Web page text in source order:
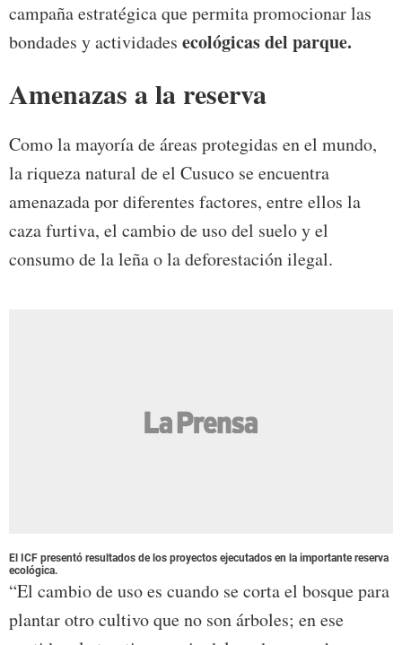
campaña estratégica que permita promocionar las
bondades y actividades ecológicas del parque.
Amenazas a la reserva
Como la mayoría de áreas protegidas en el mundo,
la riqueza natural de el Cusuco se encuentra
amenazada por diferentes factores, entre ellos la
caza furtiva, el cambio de uso del suelo y el
consumo de la leña o la deforestación ilegal.
El ICF presentó resultados de los proyectos ejecutados en la importante reserva
ecológica.
“El cambio de uso es cuando se corta el bosque para
plantar otro cultivo que no son árboles; en ese